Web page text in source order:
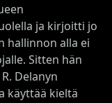
ja kirjoitti jo
hallinnon alla ei
Sitten hän
Delanyn
käyttää kieltä